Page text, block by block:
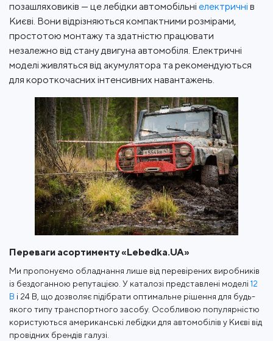
позашляховиків — це лебідки автомобільні електричні в
Києві. Вони відрізняються компактними розмірами,
простотою монтажу та здатністю працювати
незалежно від стану двигуна автомобіля. Електричні
моделі живляться від акумулятора та рекомендуються
для короткочасних інтенсивних навантажень.
Переваги асортименту «Lebedka.UA»
Ми пропонуємо обладнання лише від перевірених виробників
із бездоганною репутацією. У каталозі представлені моделі 12
В і 24 В, що дозволяє підібрати оптимальне рішення для будь-
якого типу транспортного засобу. Особливою популярністю
користуються американські лебідки для автомобілів у Києві від
провідних брендів галузі.